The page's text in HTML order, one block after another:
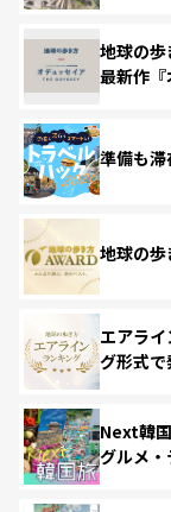
地球の
最新作『
準備も
地球の
エアラ
グ形式で
Next韓
グルメ・